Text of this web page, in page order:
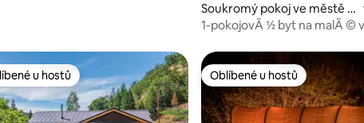
Soukromý pokoj ve městě T
alent
1-pokojovÃ ½ byt na malÃ ©
v kategorii Oblíbené u hostů
u hostů Oblíbené u hostů
Oblíbené u hostů